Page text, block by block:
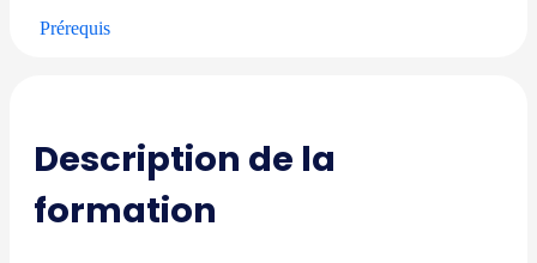
Prérequis
Description de la
formation